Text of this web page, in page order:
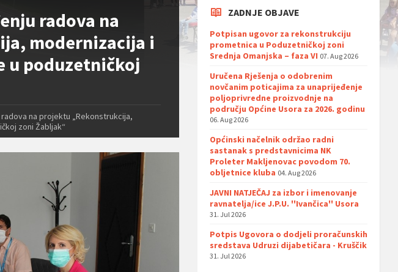
radova na
modernizacija i
u poduzetničkoj
na projektu „Rekonstrukcija,
zoni Žabljak“
ZADNJE OBJAVE
Potpisan ugovor za rekonstrukciju
prometnica u Poduzetničkoj zoni
Srednja Omanjska – faza VI 07. Aug 2026
Uručena Rješenja o odobrenim
novčanim poticajima za unaprijeđenje
poljoprivredne proizvodnje na
području Općine Usora za 2026. godinu
06. Aug 2026
Općinski načelnik održao radni
sastanak s predstavnicima NK
Proleter Makljenovac povodom 70.
obljetnice kluba 04. Aug 2026
JAVNI NATJEČAJ za izbor i imenovanje
ravnatelja/ice J.P.U. ''Ivančica'' Usora
31. Jul 2026
Potpis Ugovora o dodjeli proračunskih
sredstava Udruzi dijabetičara - Kruščik
31. Jul 2026